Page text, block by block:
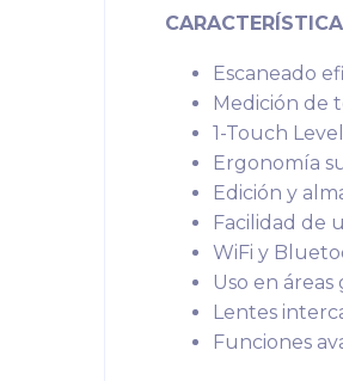
Escaneado
Medición de
1-Touch
Ergonomía
Edición y
Facilidad de
WiFi y
Uso en
Lentes
Funciones